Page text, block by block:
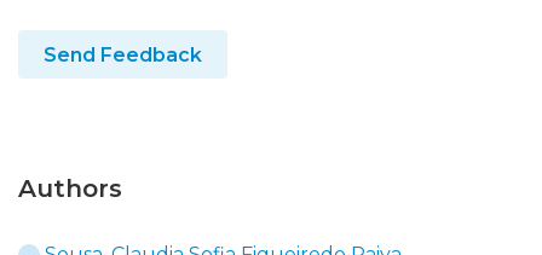
Send Feedback
Authors